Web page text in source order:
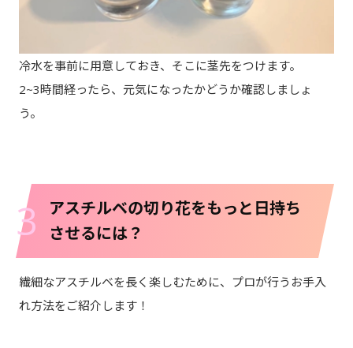
冷水を事前に用意しておき、そこに茎先をつけます。
2~3時間経ったら、元気になったかどうか確認しましょ
う。
3
アスチルベの切り花をもっと日持ち
させるには？
繊細なアスチルベを長く楽しむために、プロが行うお手入
れ方法をご紹介します！